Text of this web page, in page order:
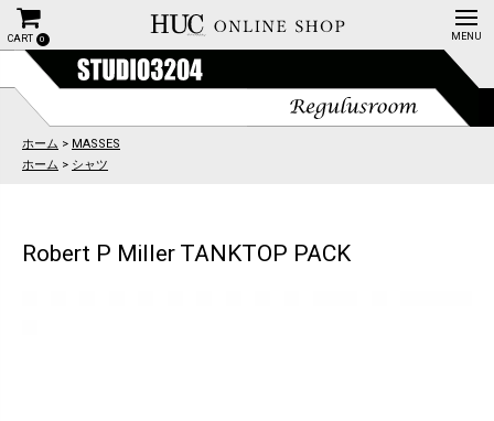
CART 0
ホーム > MASSES
ホーム > シャツ
Robert P Miller TANKTOP PACK